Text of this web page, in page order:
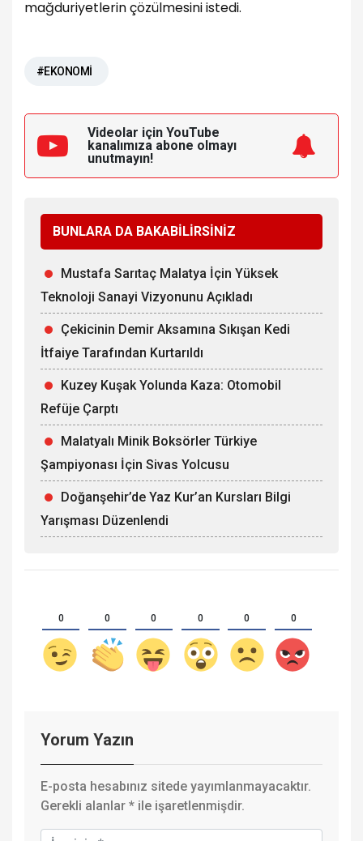
mağduriyetlerin çözülmesini istedi.
#EKONOMİ
Videolar için YouTube
kanalımıza abone olmayı
unutmayın!
BUNLARA DA BAKABİLİRSİNİZ
Mustafa Sarıtaç Malatya İçin Yüksek
Teknoloji Sanayi Vizyonunu Açıkladı
Çekicinin Demir Aksamına Sıkışan Kedi
İtfaiye Tarafından Kurtarıldı
Kuzey Kuşak Yolunda Kaza: Otomobil
Refüje Çarptı
Malatyalı Minik Boksörler Türkiye
Şampiyonası İçin Sivas Yolcusu
Doğanşehir’de Yaz Kur’an Kursları Bilgi
Yarışması Düzenlendi
0 0 0 0 0 0
Yorum Yazın
E-posta hesabınız sitede yayımlanmayacaktır.
Gerekli alanlar * ile işaretlenmişdir.